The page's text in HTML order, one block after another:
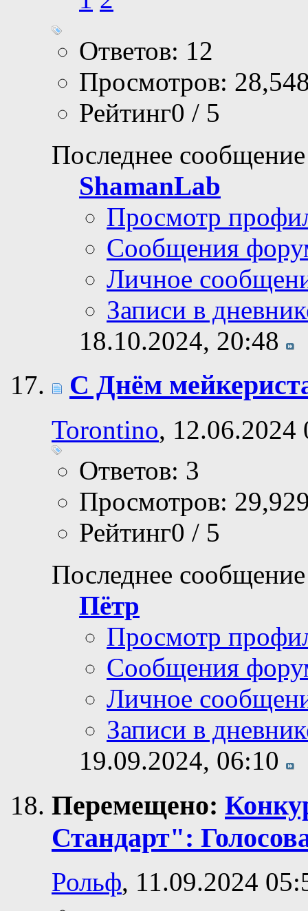
Ответов: 12
Просмотров:
Рейтинг0 / 5
Последнее
ShamanLab
Просмотр
Сообщения
Личное
Записи в
18.10.2024, 20:48
С Днём
Torontino, 12.06.2024
Ответов: 3
Просмотров:
Рейтинг0 / 5
Последнее
Пётр
Просмотр
Сообщения
Личное
Записи в
19.09.2024, 06:10
Перемещено:
Стандарт":
Рольф, 11.09.2024